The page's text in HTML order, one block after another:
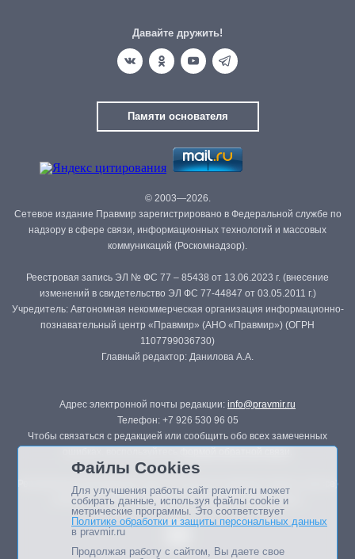
Давайте дружить!
Памяти основателя
© 2003—2026.
Сетевое издание Правмир зарегистрировано в Федеральной службе по
надзору в сфере связи, информационных технологий и массовых
коммуникаций (Роскомнадзор).
Реестровая запись ЭЛ № ФС 77 – 85438 от 13.06.2023 г. (внесение
изменений в свидетельство ЭЛ ФС 77-44847 от 03.05.2011 г.)
Учредитель: Автономная некоммерческая организация информационно-
познавательный центр «Правмир» (АНО «Правмир») (ОГРН
1107799036730)
Главный редактор: Данилова А.А.
Адрес электронной почты редакции: info@pravmir.ru
Телефон: +7 926 530 96 05
Чтобы связаться с редакцией или сообщить обо всех замеченных
Републикация материалов сайта в печатных изданиях (книгах, прессе)
возможна только с письменного разрешения редакции.
Файлы Cookies
Для улучшения работы сайт pravmir.ru может
собирать данные, используя файлы cookie и
метрические программы. Это соответствует
Политике обработки и защиты персональных данных
в pravmir.ru
Продолжая работу с сайтом, Вы даете свое